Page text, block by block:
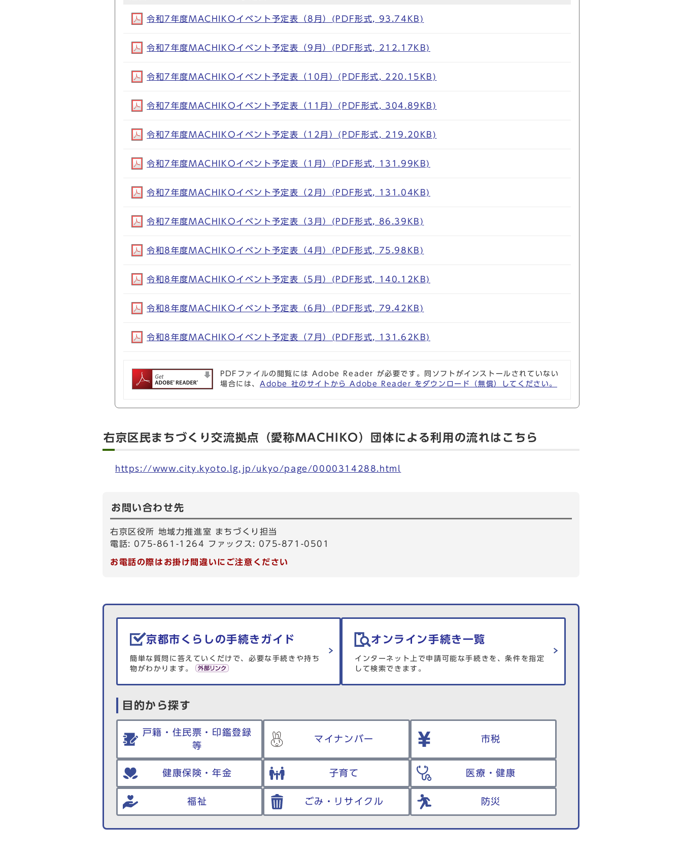
令和7年度MACHIKOイベント予定表（8月）(PDF形式, 93.74KB)
令和7年度MACHIKOイベント予定表（9月）(PDF形式, 212.17KB)
令和7年度MACHIKOイベント予定表（10月）(PDF形式, 220.15KB)
令和7年度MACHIKOイベント予定表（11月）(PDF形式, 304.89KB)
令和7年度MACHIKOイベント予定表（12月）(PDF形式, 219.20KB)
令和7年度MACHIKOイベント予定表（1月）(PDF形式, 131.99KB)
令和7年度MACHIKOイベント予定表（2月）(PDF形式, 131.04KB)
令和7年度MACHIKOイベント予定表（3月）(PDF形式, 86.39KB)
令和8年度MACHIKOイベント予定表（4月）(PDF形式, 75.98KB)
令和8年度MACHIKOイベント予定表（5月）(PDF形式, 140.12KB)
令和8年度MACHIKOイベント予定表（6月）(PDF形式, 79.42KB)
令和8年度MACHIKOイベント予定表（7月）(PDF形式, 131.62KB)
PDFファイルの閲覧には Adobe Reader が必要です。同ソフトがインストールされていない
場合には、 Adobe 社のサイトから Adobe Reader をダウンロード（無償）してください。
右京区民まちづくり交流拠点（愛称MACHIKO）団体による利用の流れはこちら
https://www.city.kyoto.lg.jp/ukyo/page/0000314288.html
お問い合わせ先
右京区役所 地域力推進室 まちづくり担当
電話: 075-861-1264 ファックス: 075-871-0501
お電話の際はお掛け間違いにご注意ください
生活情報を探す
京都市くらしの手続きガイド
簡単な質問に答えていくだけで、必要な手続きや持ち
物がわかります。
オンライン手続き一覧
インターネット上で申請可能な手続きを、条件を指定
して検索できます。
目的から探す
戸籍・住民票・印鑑登録
等
マイナンバー 市税
健康保険・年金 子育て 医療・健康
福祉 ごみ・リサイクル 防災